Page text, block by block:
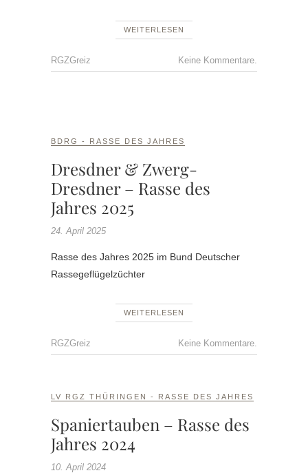
WEITERLESEN
RGZGreiz Keine Kommentare.
BDRG - RASSE DES JAHRES
Dresdner & Zwerg-
Dresdner – Rasse des
Jahres 2025
24. April 2025
Rasse des Jahres 2025 im Bund Deutscher
Rassegeflügelzüchter
WEITERLESEN
RGZGreiz Keine Kommentare.
LV RGZ THÜRINGEN - RASSE DES JAHRES
Spaniertauben – Rasse des
Jahres 2024
10. April 2024